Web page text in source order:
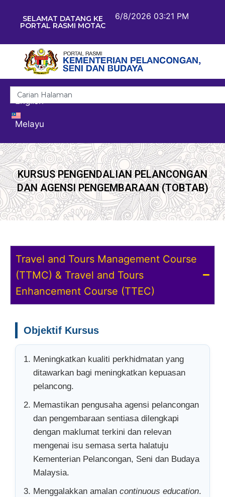
SELAMAT DATANG KE
PORTAL RASMI MOTAC
6/8/2026 03:21 PM
English
Melayu
KURSUS PENGENDALIAN PELANCONGAN
DAN AGENSI PENGEMBARAAN (TOBTAB)
Travel and Tours Management Course
(TTMC) & Travel and Tours
Enhancement Course (TTEC)
Objektif Kursus
Meningkatkan kualiti perkhidmatan yang
ditawarkan bagi meningkatkan kepuasan
pelancong.
Memastikan pengusaha agensi pelancongan
dan pengembaraan sentiasa dilengkapi
dengan maklumat terkini dan relevan
mengenai isu semasa serta halatuju
Kementerian Pelancongan, Seni dan Budaya
Malaysia.
Menggalakkan amalan continuous education.